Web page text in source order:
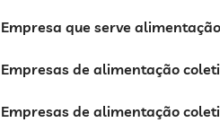
Empresa que serve alimentação
Empresas de alimentação
Empresas de alimentação